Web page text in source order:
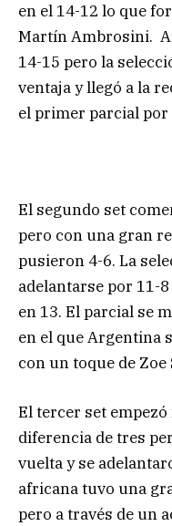
en el 14-12 lo que
Martín Ambrosini.
14-15 pero la
ventaja y llegó a la
el primer parcial por
El segundo set
pero con una gran
pusieron 4-6. La
adelantarse por 11-
en 13. El parcial se
en el que Argentina
con un toque de Zoe
El tercer set
diferencia de tres
vuelta y se
africana tuvo una
pero a través de un